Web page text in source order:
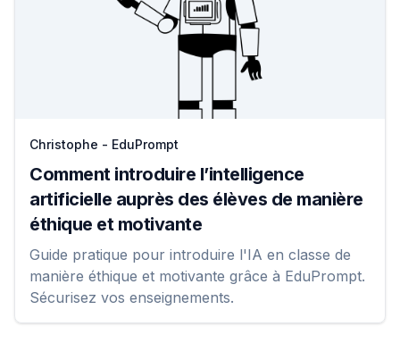
Christophe - EduPrompt
Comment introduire l’intelligence
artificielle auprès des élèves de manière
éthique et motivante
Guide pratique pour introduire l'IA en classe de
manière éthique et motivante grâce à EduPrompt.
Sécurisez vos enseignements.